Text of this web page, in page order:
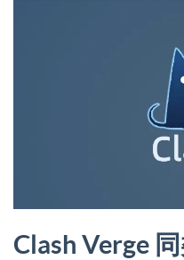
Clash Verge